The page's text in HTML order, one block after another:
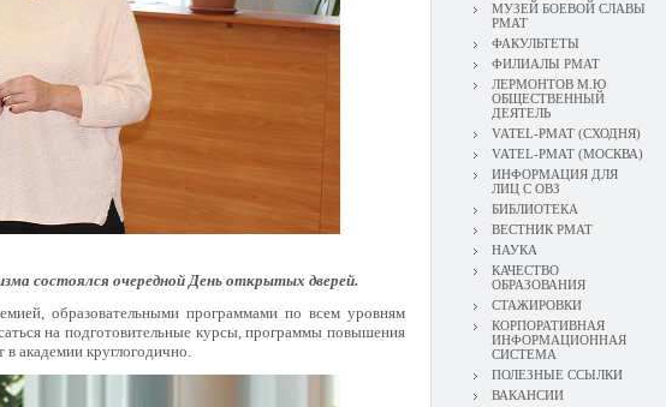
состоялся очередной День открытых дверей.
образовательными программами по всем уровням
на подготовительные курсы, программы повышения
академии круглогодично.
МУЗЕЙ БОЕВОЙ СЛАВЫ
РМАТ
ФАКУЛЬТЕТЫ
ФИЛИАЛЫ РМАТ
ЛЕРМОНТОВ М.Ю
ОБЩЕСТВЕННЫЙ
ДЕЯТЕЛЬ
VATEL-РМАТ (СХОДНЯ)
VATEL-РМАТ (МОСКВА)
ИНФОРМАЦИЯ ДЛЯ
ЛИЦ С ОВЗ
БИБЛИОТЕКА
ВЕСТНИК РМАТ
НАУКА
КАЧЕСТВО
ОБРАЗОВАНИЯ
СТАЖИРОВКИ
КОРПОРАТИВНАЯ
ИНФОРМАЦИОННАЯ
СИСТЕМА
ПОЛЕЗНЫЕ ССЫЛКИ
ВАКАНСИИ